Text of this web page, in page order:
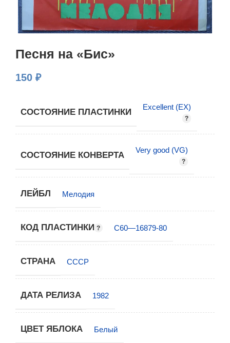
Песня на «Бис»
150 ₽
СОСТОЯНИЕ ПЛАСТИНКИ
Excellent (EX)
СОСТОЯНИЕ КОНВЕРТА
Very good (VG)
ЛЕЙБЛ Мелодия
КОД ПЛАСТИНКИ С60—16879-80
СТРАНА СССР
ДАТА РЕЛИЗА 1982
ЦВЕТ ЯБЛОКА Белый